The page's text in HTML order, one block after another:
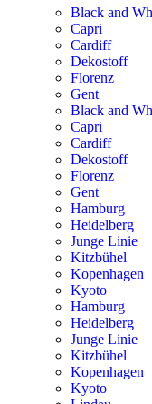
Black and
Capri
Cardiff
Dekostoff
Florenz
Gent
Black and
Capri
Cardiff
Dekostoff
Florenz
Gent
Hamburg
Heidelberg
Junge Linie
Kitzbühel
Kopenhagen
Kyoto
Hamburg
Heidelberg
Junge Linie
Kitzbühel
Kopenhagen
Kyoto